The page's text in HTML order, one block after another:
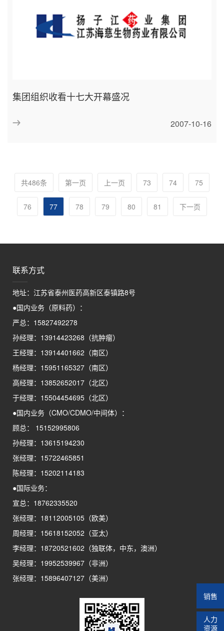
集团组织收看十七大开幕盛况
2007-10-16
共486条 第一页 上一页 73 74 75
76 77 78 79 80 81 下一页
联系方式
地址：江苏省泰州医药高新区泰镇路8号
●国内业务（原料药）：
严总：15827492278
孙经理：13914423268（抗肿瘤）
王经理：13914401662（南区）
杨经理：15951165327（南区）
高经理：13852652017（北区）
于经理：15504454695（北区）
●国内业务（CMO/CDMO/中间体）：
顾总： 15152995806
孙经理：13615194230
张经理：15722465851
陈经理：15202114183
●国际业务：
宣总：18762335520
张经理：18112005105（欧美）
周经理：15618152052（亚太）
李经理：18720521602（独联体，中东，澳洲）
吴经理：19952539967（非洲）
张经理：15896407127（美洲）
销售
人力
资源